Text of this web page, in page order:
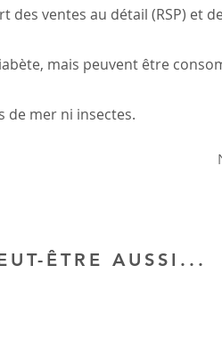
ventes au détail (RSP) et
mais peuvent être
de mer ni insectes.
ÊTRE AUSSI...